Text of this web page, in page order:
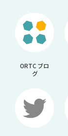
ORTC ブロ
グ